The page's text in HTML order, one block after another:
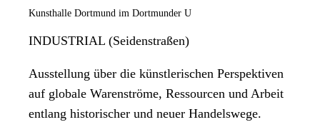
Kunsthalle Dortmund im Dortmunder U
INDUSTRIAL (Seidenstraßen)
Ausstellung über die künstlerischen Perspektiven
auf globale Warenströme, Ressourcen und Arbeit
entlang historischer und neuer Handelswege.